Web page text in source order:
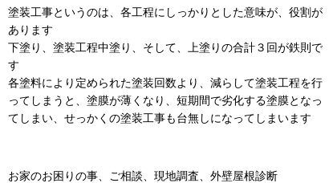
塗装工事というのは、各工程にしっかりとした意味が、役割が
あります
下塗り、塗装工程中塗り、そして、上塗りの合計３回が鉄則で
す
各塗料により定められた塗装回数より、減らして塗装工程を行
ってしまうと、塗膜が薄くなり、短期間で劣化する塗膜となっ
てしまい、せっかくの塗装工事も台無しになってしまいます
お家のお困りの事、ご相談、現地調査、外壁屋根診断